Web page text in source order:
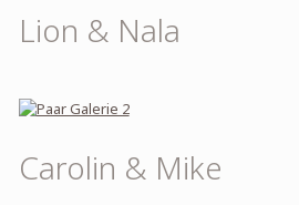
Lion & Nala
Carolin & Mike